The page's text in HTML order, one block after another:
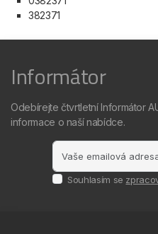
382371
Informátor
Odebírejte čtvrtletní Informátor
informace o naší nabídce.
Souhlasím se